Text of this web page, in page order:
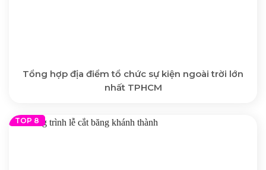
Tổng hợp địa điểm tổ chức sự kiện ngoài trời lớn
nhất TPHCM